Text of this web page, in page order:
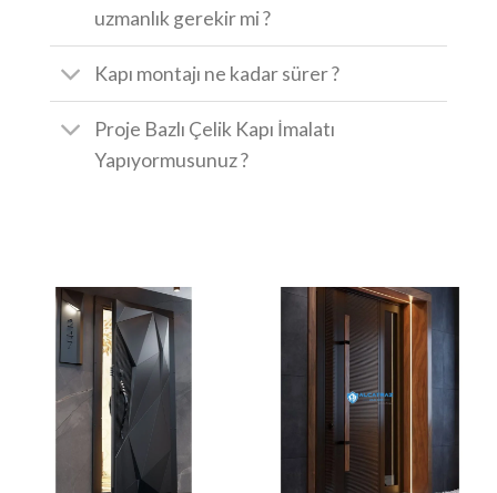
uzmanlık gerekir mi ?
Kapı montajı ne kadar sürer ?
Proje Bazlı Çelik Kapı İmalatı
Yapıyormusunuz ?